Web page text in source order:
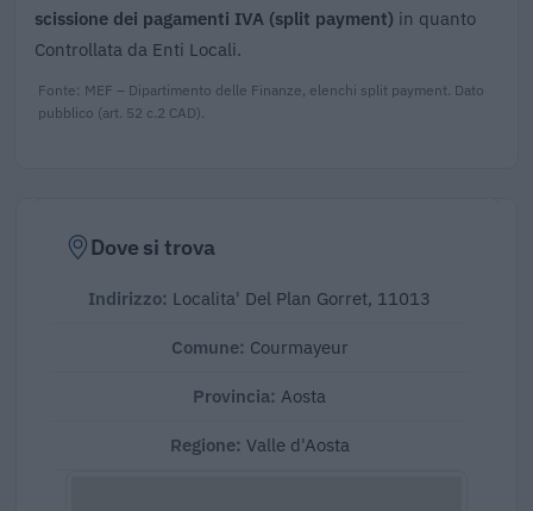
scissione dei pagamenti IVA (split payment) in quanto
Controllata da Enti Locali.
Fonte: MEF – Dipartimento delle Finanze, elenchi split payment. Dato
pubblico (art. 52 c.2 CAD).
Dove si trova
Indirizzo: Localita' Del Plan Gorret, 11013
Comune: Courmayeur
Provincia: Aosta
Regione: Valle d'Aosta